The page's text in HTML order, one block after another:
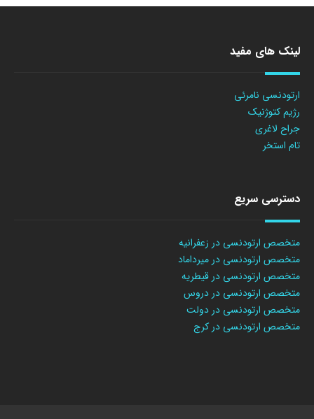
لینک های مفید
ارتودنسی نامرئی
رژیم کتوژنیک
جراح لاغری
تام استخر
دسترسی سریع
متخصص ارتودنسی در زعفرانیه
متخصص ارتودنسی در میرداماد
متخصص ارتودنسی در قیطریه
متخصص ارتودنسی در دروس
متخصص ارتودنسی در دولت
متخصص ارتودنسی در کرج